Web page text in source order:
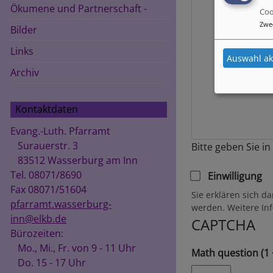
Ökumene und Partnerschaft -
Bilder
Links
Archiv
Kontaktdaten
Evang.-Luth. Pfarramt
Surauerstr. 3
83512 Wasserburg am Inn
Tel. 08071/8690
Fax 08071/51604
pfarramt.wasserburg-
inn@elkb.de
Bürozeiten:
Mo., Mi., Fr. von 9 - 11 Uhr
Do. 15 - 17 Uhr
Bitte geben Sie
Einwilligung
Sie erklären sich
werden. Weitere
CAPTCHA
Math question (1
Auswahl